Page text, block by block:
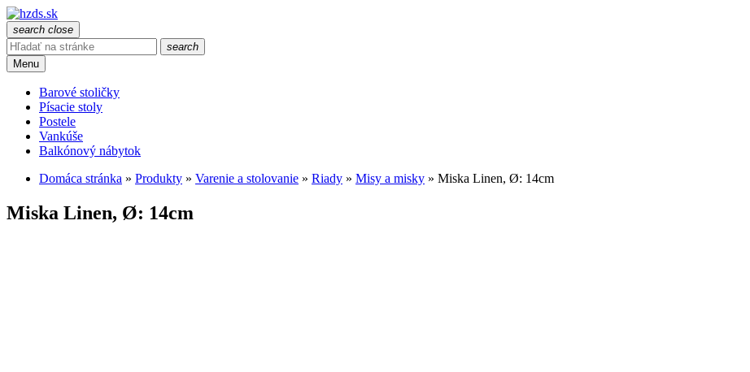
search close
search
Menu
Barové stoličky
Písacie stoly
Postele
Vankúše
Balkónový nábytok
Domáca stránka » Produkty » Varenie a stolovanie » Riady » Misy a misky » Miska Linen, Ø: 14cm
Miska Linen, Ø: 14cm